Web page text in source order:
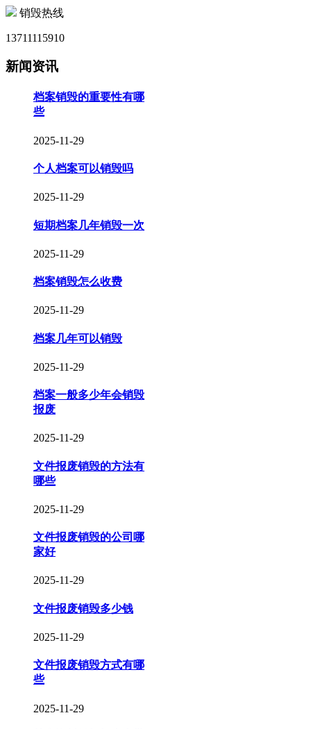
销毁热线
13711115910
新闻资讯
档案销毁的重要性有哪
些
2025-11-29
个人档案可以销毁吗
2025-11-29
短期档案几年销毁一次
2025-11-29
档案销毁怎么收费
2025-11-29
档案几年可以销毁
2025-11-29
档案一般多少年会销毁
报废
2025-11-29
文件报废销毁的方法有
哪些
2025-11-29
文件报废销毁的公司哪
家好
2025-11-29
文件报废销毁多少钱
2025-11-29
文件报废销毁方式有哪
些
2025-11-29